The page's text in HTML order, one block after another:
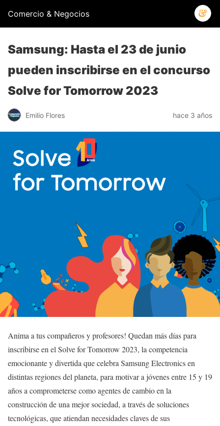
Comercio & Negocios
Samsung: Hasta el 23 de junio
pueden inscribirse en el concurso
Solve for Tomorrow 2023
Emilio Flores hace 3 años
Anima a tus compañeros y profesores! Quedan más días para
inscribirse en el Solve for Tomorrow 2023, la competencia
emocionante y divertida que celebra Samsung Electronics en
distintas regiones del planeta, para motivar a jóvenes entre 15 y 19
años a comprometerse como agentes de cambio en la
construcción de una mejor sociedad, a través de soluciones
tecnológicas, que atiendan necesidades claves de sus